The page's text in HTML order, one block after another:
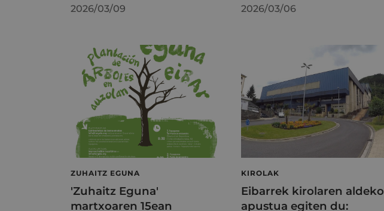
2026/03/09 2026/03/06
ZUHAITZ EGUNA
'Zuhaitz Eguna'
martxoaren 15ean
KIROLAK
Eibarrek kirolaren aldeko
apustua egiten du: